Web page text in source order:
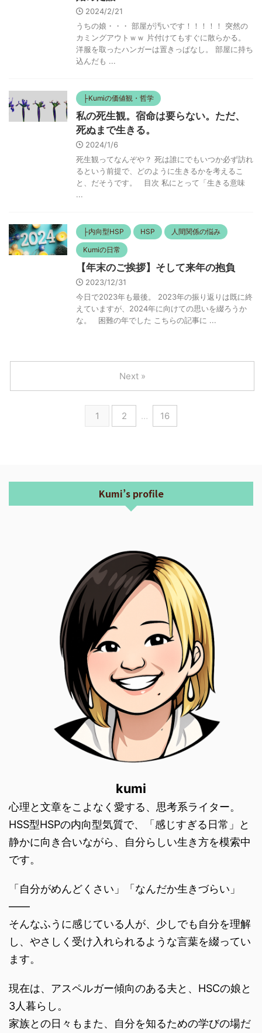
2024/2/21
うちの娘・・・ 部屋が汚いです！！！！！ 突然の
カミングアウトｗｗ 片付けてもすぐに散らかる。
洋服を取ったハンガーは置きっぱなし。 部屋に持ち
込んだも ...
├Kumiの価値観・哲学
私の死生観。宿命は要らない。ただ、
死ぬまで生きる。
2024/1/6
死生観ってなんぞや？ 死は誰にでもいつか必ず訪れ
るという前提で、どのように生きるかを考えるこ
と、だそうです。 目次 私にとって「生きる意味
...
├内向型HSP HSP 人間関係の悩み
Kumiの日常
【年末のご挨拶】そして来年の抱負
2023/12/31
今日で2023年も最後。 2023年の振り返りは既に終
えていますが、2024年に向けての思いを綴ろうか
な。 困難の年でした こちらの記事に ...
1 2 … 16
Next »
Kumi’s profile
kumi
心理と文章をこよなく愛する、思考系ライター。
HSS型HSPの内向型気質で、「感じすぎる日常」と
静かに向き合いながら、自分らしい生き方を模索中
です。
「自分がめんどくさい」「なんだか生きづらい」
――
そんなふうに感じている人が、少しでも自分を理解
し、やさしく受け入れられるような言葉を綴ってい
ます。
現在は、アスペルガー傾向のある夫と、HSCの娘と
3人暮らし。
家族との日々もまた、自分を知るための学びの場だ